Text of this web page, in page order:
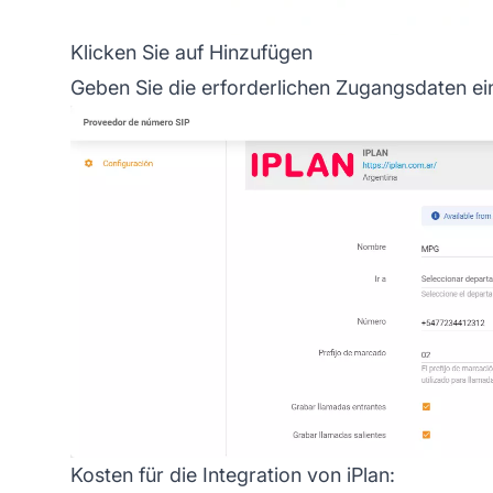
Klicken Sie auf Hinzufügen
Geben Sie die erforderlichen Zugangsdaten
Kosten für die Integration von iPlan: